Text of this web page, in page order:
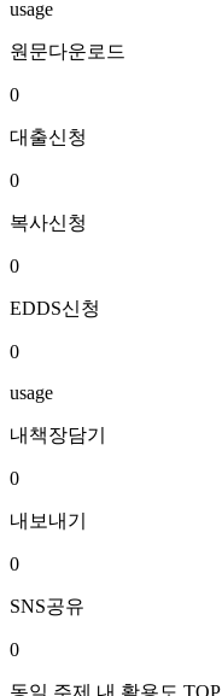
usage
원문다운로드
0
대출신청
0
복사신청
0
EDDS신청
0
usage
내책장담기
0
내보내기
0
SNS공유
0
동일 주제 내 활용도 TOP